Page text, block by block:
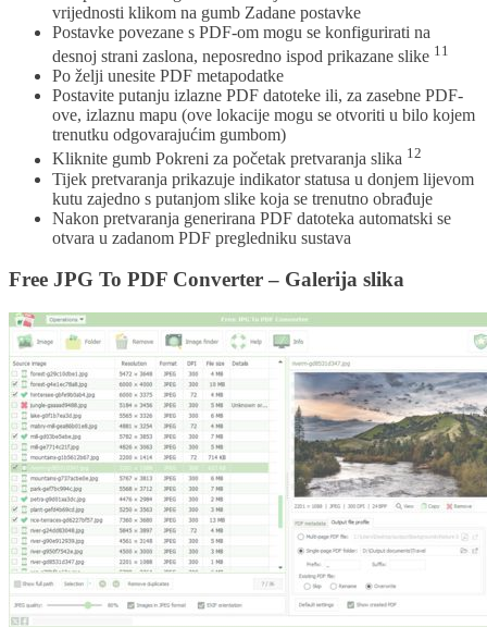
vrijednosti klikom na gumb Zadane postavke
Postavke povezane s PDF-om mogu se konfigurirati na
desnoj strani zaslona, neposredno ispod prikazane slike 11
Po želji unesite PDF metapodatke
Postavite putanju izlazne PDF datoteke ili, za zasebne PDF-
ove, izlaznu mapu (ove lokacije mogu se otvoriti u bilo kojem
trenutku odgovarajućim gumbom)
Kliknite gumb Pokreni za početak pretvaranja slika 12
Tijek pretvaranja prikazuje indikator statusa u donjem lijevom
kutu zajedno s putanjom slike koja se trenutno obrađuje
Nakon pretvaranja generirana PDF datoteka automatski se
otvara u zadanom PDF pregledniku sustava
Free JPG To PDF Converter – Galerija slika